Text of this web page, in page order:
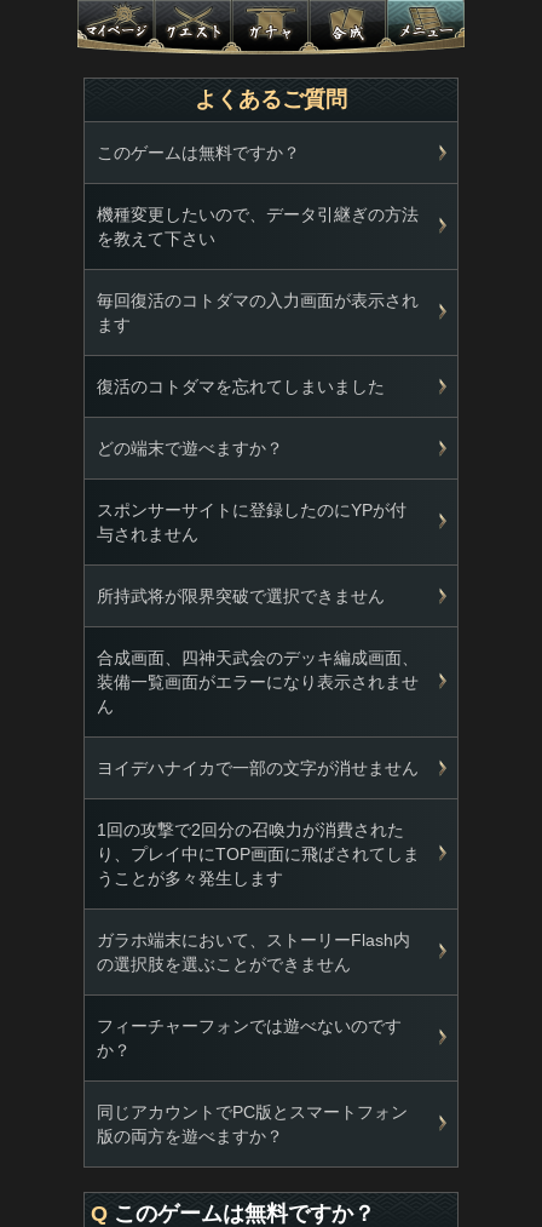
よくあるご質問
このゲームは無料ですか？
機種変更したいので、データ引継ぎの方法
を教えて下さい
毎回復活のコトダマの入力画面が表示され
ます
復活のコトダマを忘れてしまいました
どの端末で遊べますか？
スポンサーサイトに登録したのにYPが付
与されません
所持武将が限界突破で選択できません
合成画面、四神天武会のデッキ編成画面、
装備一覧画面がエラーになり表示されませ
ん
ヨイデハナイカで一部の文字が消せません
1回の攻撃で2回分の召喚力が消費された
り、プレイ中にTOP画面に飛ばされてしま
うことが多々発生します
ガラホ端末において、ストーリーFlash内
の選択肢を選ぶことができません
フィーチャーフォンでは遊べないのです
か？
同じアカウントでPC版とスマートフォン
版の両方を遊べますか？
Q このゲームは無料ですか？